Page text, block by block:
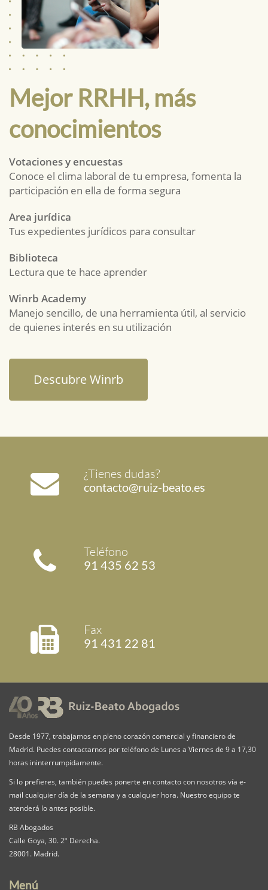
Mejor RRHH, más
conocimientos
Votaciones y encuestas
Conoce el clima laboral de tu empresa, fomenta la
participación en ella de forma segura
Area jurídica
Tus expedientes jurídicos para consultar
Biblioteca
Lectura que te hace aprender
Winrb Academy
Manejo sencillo, de una herramienta útil, al servicio
de quienes interés en su utilización
Descubre Winrb
¿Tienes dudas?
contacto@ruiz-beato.es
Teléfono
91 435 62 53
Fax
91 431 22 81
Desde 1977, trabajamos en pleno corazón comercial y financiero de
Madrid. Puedes contactarnos por teléfono de Lunes a Viernes de 9 a 17,30
horas ininterrumpidamente.
Si lo prefieres, también puedes ponerte en contacto con nosotros vía e-
mail cualquier día de la semana y a cualquier hora. Nuestro equipo te
atenderá lo antes posible.
RB Abogados
Calle Goya, 30. 2º Derecha.
28001. Madrid.
Menú